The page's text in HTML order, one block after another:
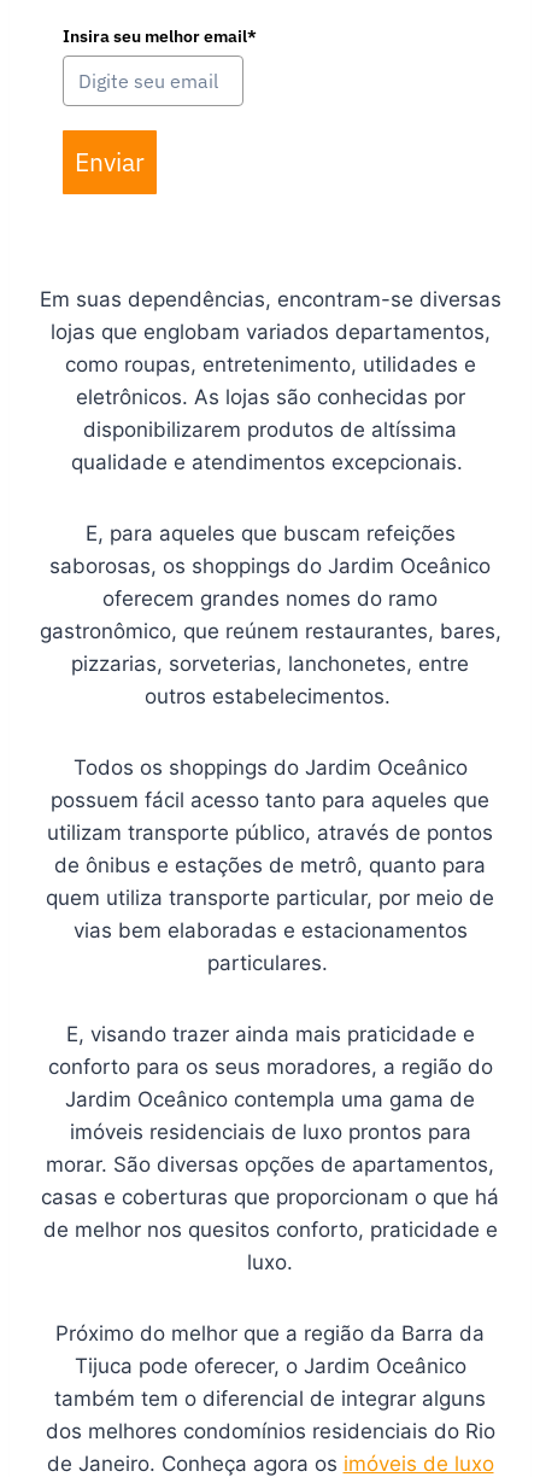
Insira seu melhor email*
Enviar
Em suas dependências, encontram-se diversas
lojas que englobam variados departamentos,
como roupas, entretenimento, utilidades e
eletrônicos. As lojas são conhecidas por
disponibilizarem produtos de altíssima
qualidade e atendimentos excepcionais.
E, para aqueles que buscam refeições
saborosas, os shoppings do Jardim Oceânico
oferecem grandes nomes do ramo
gastronômico, que reúnem restaurantes, bares,
pizzarias, sorveterias, lanchonetes, entre
outros estabelecimentos.
Todos os shoppings do Jardim Oceânico
possuem fácil acesso tanto para aqueles que
utilizam transporte público, através de pontos
de ônibus e estações de metrô, quanto para
quem utiliza transporte particular, por meio de
vias bem elaboradas e estacionamentos
particulares.
E, visando trazer ainda mais praticidade e
conforto para os seus moradores, a região do
Jardim Oceânico contempla uma gama de
imóveis residenciais de luxo prontos para
morar. São diversas opções de apartamentos,
casas e coberturas que proporcionam o que há
de melhor nos quesitos conforto, praticidade e
luxo.
Próximo do melhor que a região da Barra da
Tijuca pode oferecer, o Jardim Oceânico
também tem o diferencial de integrar alguns
dos melhores condomínios residenciais do Rio
de Janeiro. Conheça agora os imóveis de luxo